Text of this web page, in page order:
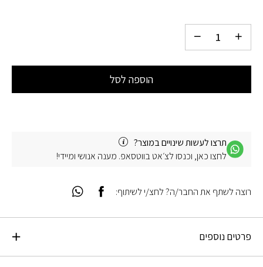
הוספה לסל
תרצו לעשות שינויים במוצר?
לחצו כאן, וכנסו לצ׳אט בווטסאפ. מענה אנושי ומיידי!
פרטים נוספים
רוצה לשתף את החבר/ה? לחצ/י לשיתוף: